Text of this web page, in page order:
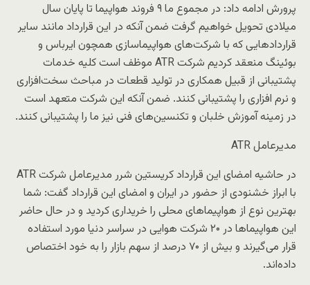
پرورش ادامه داد: در مجموع ما ۹ فروند هواپیما تا پایان سال
میلادی تحویل خواهیم گرفت ضمن آنکه در این قرارداد مانند سایر
قراردادهایی که با شرکت‌های هواپیماسازی همچون ایرباس و
بوئینگ منعقد کردیم شرکت ATR موظف است کلیه خدمات
پشتیبانی از قبیل همکاری در تولید قطعات در مباحث سخت‌افزاری
و نرم افزاری را پشتیبانی کنند. ضمن آنکه این شرکت متعهد است
در زمینه آموزش خلبان و تکنسین‌های فنی نیز ما را پشتیبانی کنند.
مدیرعامل ATR
در حاشیه امضای این قرارداد کریستین شرر مدیرعامل شرکت ATR
با ابراز خشنودی از حضور در ایران و امضای این قرارداد گفت: شما
بهترین نوع از هواپیماهای محلی را خریداری کردید و در حال حاضر
این هواپیماها در ۲۰ شرکت هوایی در سراسر دنیا مورد استفاده
قرار می‌گیرند و بیش از ۷۰ درصد از سهم بازار را به خود اختصاص
داده‌اند.